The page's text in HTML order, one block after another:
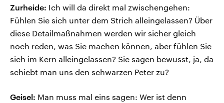
Zurheide: Ich will da direkt mal zwischengehen:
Fühlen Sie sich unter dem Strich alleingelassen? Über
diese Detailmaßnahmen werden wir sicher gleich
noch reden, was Sie machen können, aber fühlen Sie
sich im Kern alleingelassen? Sie sagen bewusst, ja, da
schiebt man uns den schwarzen Peter zu?
Geisel: Man muss mal eins sagen: Wer ist denn